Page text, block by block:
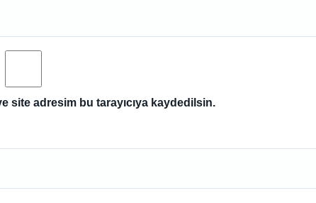
site adresim bu tarayıcıya kaydedilsin.